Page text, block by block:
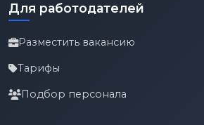
Для работодателей
Разместить вакансию
Тарифы
Подбор персонала